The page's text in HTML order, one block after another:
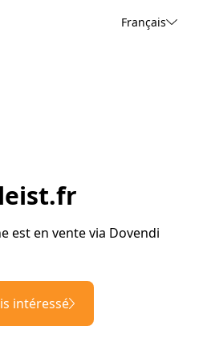
Français
est en vente via Dovendi
intéressé